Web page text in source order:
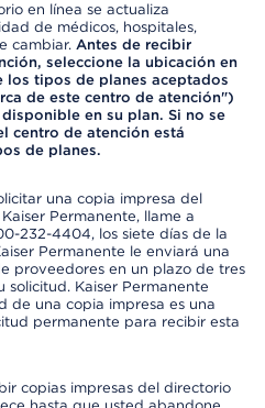
en línea se actualiza
de médicos, hospitales,
cambiar. Antes de recibir
seleccione la ubicación en
tipos de planes aceptados
de este centro de atención")
en su plan. Si no se
centro de atención está
de planes.
una copia impresa del
Permanente, llame a
232-4404, los siete días de la
Permanente le enviará una
proveedores en un plazo de tres
solicitud. Kaiser Permanente
de una copia impresa es una
permanente para recibir esta
copias impresas del directorio